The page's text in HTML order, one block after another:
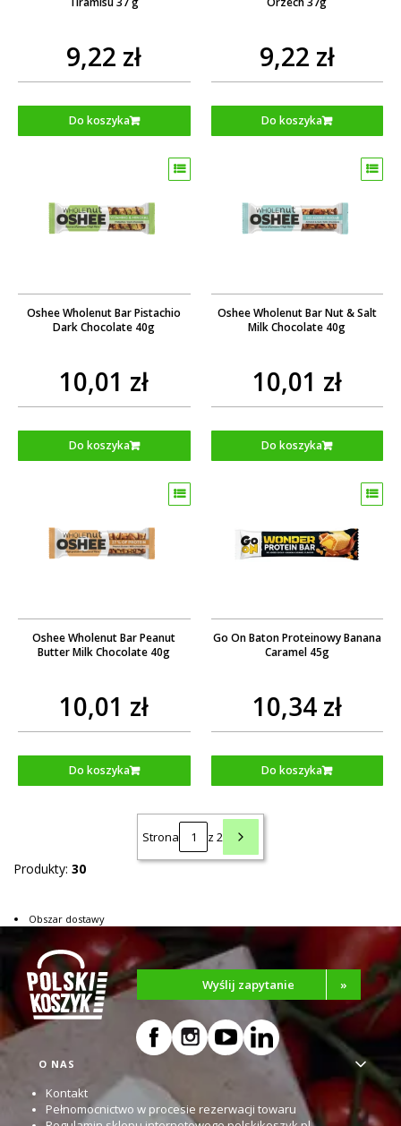
9,22 zł
Do koszyka
9,22 zł
Do koszyka
Oshee Wholenut Bar Pistachio
Dark Chocolate 40g
10,01 zł
Do koszyka
Oshee Wholenut Bar Nut & Salt
Milk Chocolate 40g
10,01 zł
Do koszyka
Oshee Wholenut Bar Peanut
Butter Milk Chocolate 40g
10,01 zł
Do koszyka
Go On Baton Proteinowy Banana
Caramel 45g
10,34 zł
Do koszyka
Strona z 2
Produkty: 30
Obszar dostawy
Linki w stopce
O NAS
Kontakt
Pełnomocnictwo w procesie rezerwacji towaru
Wyślij zapytanie »